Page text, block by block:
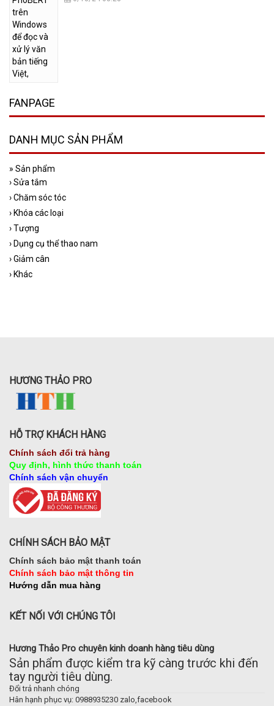
Hương Thảo Pro chuyên kinh doanh hàng tiêu dùng
Sản phẩm được kiểm tra kỹ càng trước khi đến
tay người tiêu dùng.
Đổi trả nhanh chóng
Hân hạnh phục vụ: 0988935230 zalo,facebook
FANPAGE
DANH MỤC SẢN PHẨM
» Sản phẩm
›Sửa tắm
›Chăm sóc tóc
› Khóa các loại
›Tượng
› Dụng cụ thể thao nam
›Giảm cân
› Khác
HƯƠNG THẢO PRO
HỖ TRỢ KHÁCH HÀNG
Chính sách đổi trả hàng
Quy định, hình thức thanh toán
Chính sách vận chuyển
CHÍNH SÁCH BẢO MẬT
Chính sách bảo mật thanh toán
Chính sách bảo mật thông tin
Hướng dẫn mua hàng
KẾT NỐI VỚI CHÚNG TÔI